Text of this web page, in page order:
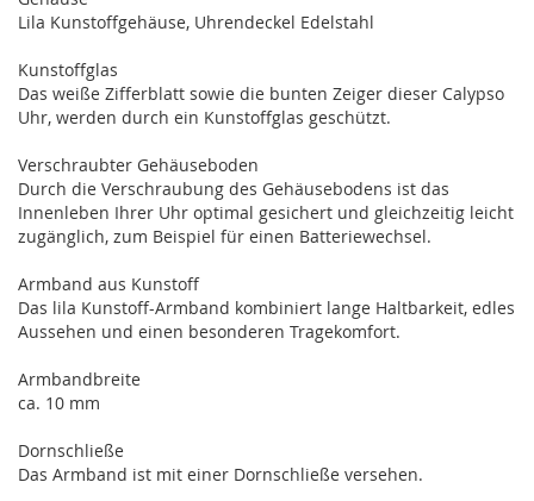
Lila Kunstoffgehäuse, Uhrendeckel Edelstahl
Kunstoffglas
Das weiße Zifferblatt sowie die bunten Zeiger dieser Calypso
Uhr, werden durch ein Kunstoffglas geschützt.
Verschraubter Gehäuseboden
Durch die Verschraubung des Gehäusebodens ist das
Innenleben Ihrer Uhr optimal gesichert und gleichzeitig leicht
zugänglich, zum Beispiel für einen Batteriewechsel.
Armband aus Kunstoff
Das lila Kunstoff-Armband kombiniert lange Haltbarkeit, edles
Aussehen und einen besonderen Tragekomfort.
Armbandbreite
ca. 10 mm
Dornschließe
Das Armband ist mit einer Dornschließe versehen.